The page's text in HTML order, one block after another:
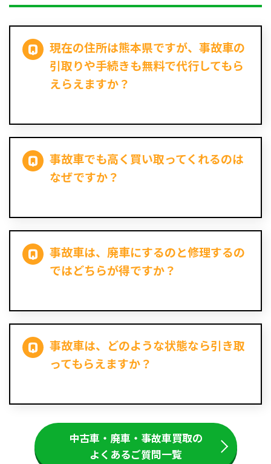
現在の住所は熊本県ですが、事故車の
引取りや手続きも無料で代行してもら
えらえますか？
事故車でも高く買い取ってくれるのは
なぜですか？
事故車は、廃車にするのと修理するの
ではどちらが得ですか？
事故車は、どのような状態なら引き取
ってもらえますか？
中古車・廃車・事故車買取の
よくあるご質問一覧